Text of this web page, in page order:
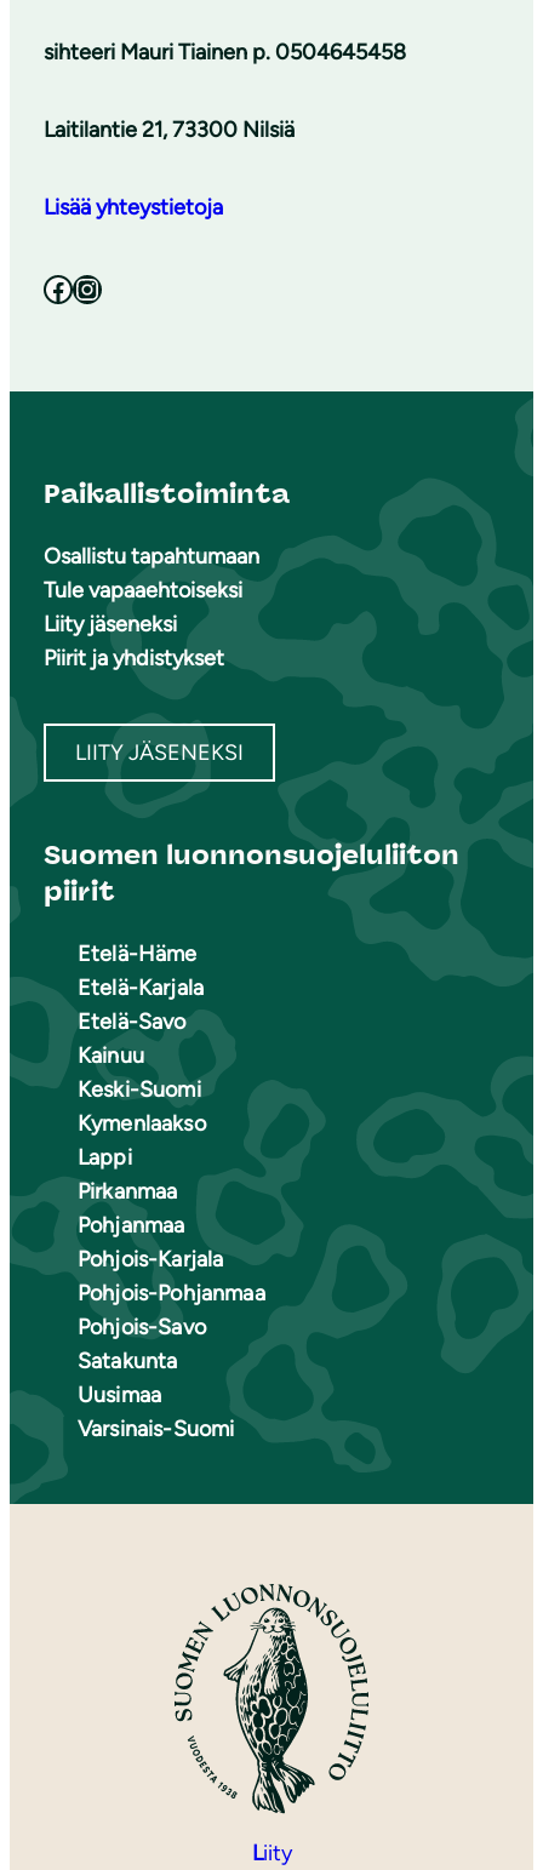
sihteeri Mauri Tiainen p. 0504645458
Laitilantie 21, 73300 Nilsiä
Lisää yhteystietoja
Facebook Instagram
Paikallistoiminta
Osallistu tapahtumaan
Tule vapaaehtoiseksi
Liity jäseneksi
Piirit ja yhdistykset
LIITY JÄSENEKSI
Suomen luonnonsuojeluliiton
piirit
Etelä-Häme
Etelä-Karjala
Etelä-Savo
Kainuu
Keski-Suomi
Kymenlaakso
Lappi
Pirkanmaa
Pohjanmaa
Pohjois-Karjala
Pohjois-Pohjanmaa
Pohjois-Savo
Satakunta
Uusimaa
Varsinais-Suomi
Liity